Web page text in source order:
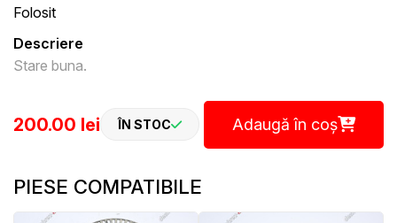
Folosit
Descriere
Stare buna.
200.00 lei ÎN STOC Adaugă în coș
PIESE COMPATIBILE